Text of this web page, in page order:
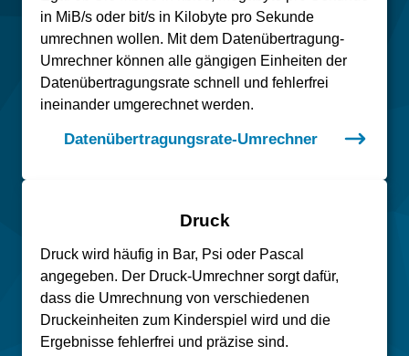
in MiB/s oder bit/s in Kilobyte pro Sekunde
umrechnen wollen. Mit dem Datenübertragung-
Umrechner können alle gängigen Einheiten der
Datenübertragungsrate schnell und fehlerfrei
ineinander umgerechnet werden.
Datenübertragungsrate-Umrechner
Druck
Druck wird häufig in Bar, Psi oder Pascal
angegeben. Der Druck-Umrechner sorgt dafür,
dass die Umrechnung von verschiedenen
Druckeinheiten zum Kinderspiel wird und die
Ergebnisse fehlerfrei und präzise sind.